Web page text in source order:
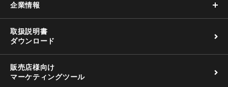
企業情報
取扱説明書
ダウンロード
販売店様向け
マーケティングツール